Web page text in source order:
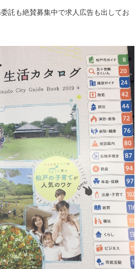
託も絶賛募集中で求人広告も出してお